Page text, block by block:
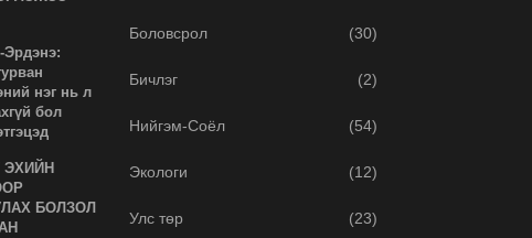
Эрдэнэ:
нэг нь л
бол
ЭХИЙН
БОЛЗОЛ
Боловсрол (30)
Бичлэг (2)
Нийгэм-Соёл (54)
Экологи (12)
Улс төр (23)